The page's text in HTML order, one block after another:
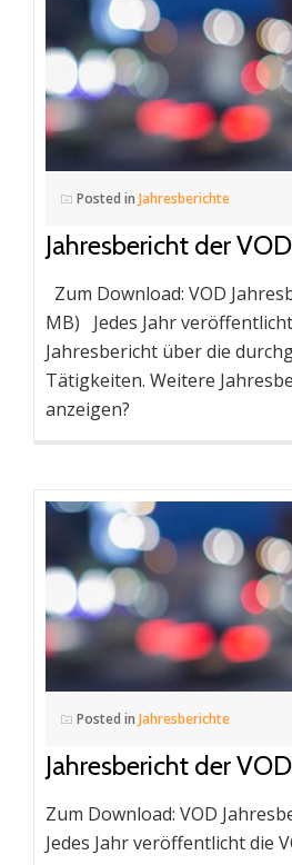
Posted in Jahresberichte
Jahresbericht der
Zum Download: VOD
MB) Jedes Jahr
Jahresbericht über die
Tätigkeiten. Weitere
anzeigen?
Posted in Jahresberichte
Jahresbericht der
Zum Download: VOD
Jedes Jahr veröffentlicht die